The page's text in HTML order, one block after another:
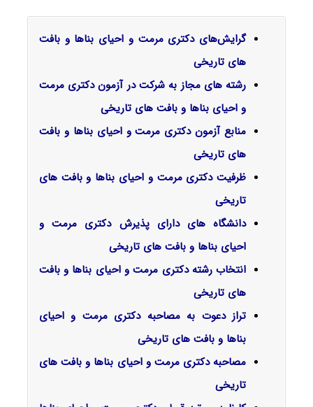
گرایش‌های دکتریمرمت و احیای بناها و بافت
های تاریخی
رشته های مجاز به شرکت در آزمون دکتری مرمت
و احیای بناها و بافت های تاریخی
منابع آزمون دکتری مرمت و احیای بناها و بافت
های تاریخی
ظرفیت دکتری مرمت و احیای بناها و بافت های
تاریخی
دانشگاه های دارای پذیرش دکتری مرمت و
احیای بناها و بافت های تاریخی
انتخاب رشته دکتری مرمت و احیای بناها و بافت
های تاریخی
تراز دعوت به مصاحبه دکتری مرمت و احیای
بناها و بافت های تاریخی
مصاحبه دکتری مرمت و احیای بناها و بافت های
تاریخی